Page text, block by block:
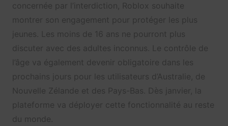
concernée par l’interdiction, Roblox souhaite
montrer son engagement pour protéger les plus
jeunes. Les moins de 16 ans ne pourront plus
discuter avec des adultes inconnus. Le contrôle de
l’âge va également devenir obligatoire dans les
prochains jours pour les utilisateurs d’Australie, de
Nouvelle Zélande et des Pays-Bas. Dès janvier, la
plateforme va déployer cette fonctionnalité au reste
du monde.